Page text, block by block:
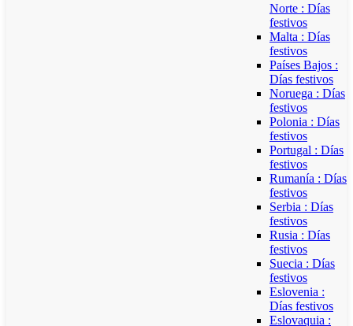
Norte : Días
festivos
Malta : Días
festivos
Países Bajos :
Días festivos
Noruega : Días
festivos
Polonia : Días
festivos
Portugal : Días
festivos
Rumanía : Días
festivos
Serbia : Días
festivos
Rusia : Días
festivos
Suecia : Días
festivos
Eslovenia :
Días festivos
Eslovaquia :